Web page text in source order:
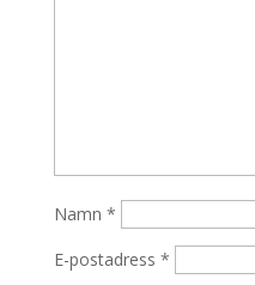
Namn *
E-postadress *